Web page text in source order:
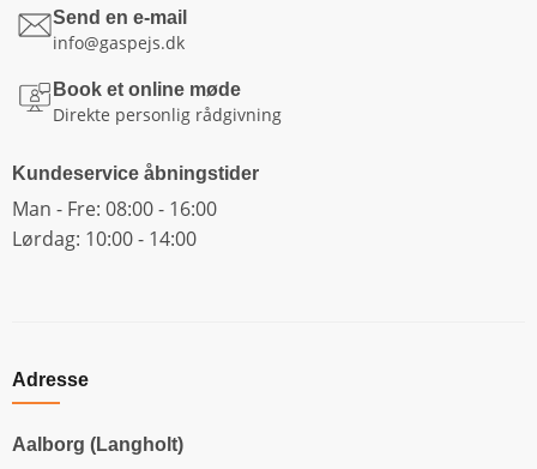
Send en e-mail
info@gaspejs.dk
Book et online møde
Direkte personlig rådgivning
Kundeservice åbningstider
Man - Fre: 08:00 - 16:00
Lørdag: 10:00 - 14:00
Adresse
Aalborg (Langholt)